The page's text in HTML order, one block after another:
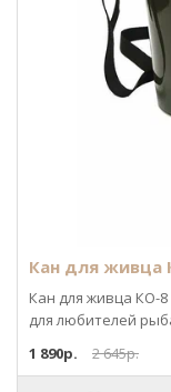
Кан для живца
Кан для живца КО-8
для любителей
1 890р.
2 645р.